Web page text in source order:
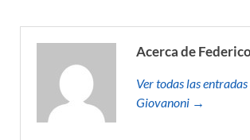
Acerca de
Ver todas las
Giovanoni →